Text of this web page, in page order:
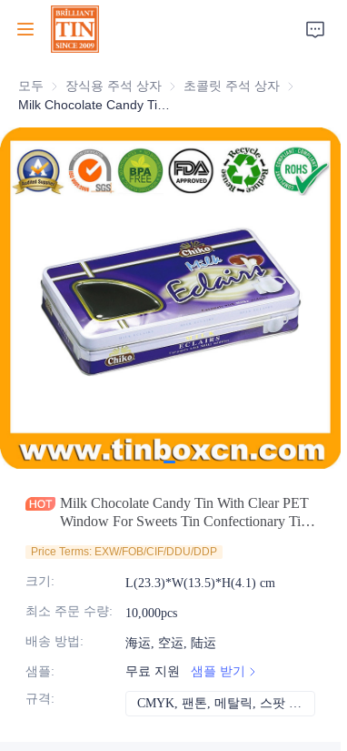
모두 장식용 주석 상자 장식용 주석 상자
초콜릿 주석 상자 초콜릿 주석
Milk Chocolate Candy Tin With Clear PET
Window For Sweets Tin Confectionary Tin
Price Terms: EXW/FOB/CIF/DDU/DDP
크기 : L(23.3)*W(13.5)*H(4.1) cm
최소 주문 수량: 10,000pcs
배송 방법 : 海运, 空运, 陆运
샘플: 무료 지원
샘플 받기
규격 : CMYK, 팬톤, 메탈릭, 스팟 컬러 등
집
회사
제품
박람회 2026
인증서
소식